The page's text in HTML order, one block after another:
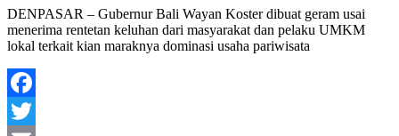
DENPASAR – Gubernur Bali Wayan Koster dibuat geram usai
menerima rentetan keluhan dari masyarakat dan pelaku UMKM
lokal terkait kian maraknya dominasi usaha pariwisata
Facebook